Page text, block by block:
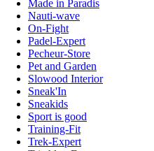
Made in Paradis
Nauti-wave
On-Fight
Padel-Expert
Pecheur-Store
Pet and Garden
Slowood Interior
Sneak'In
Sneakids
Sport is good
Training-Fit
Trek-Expert